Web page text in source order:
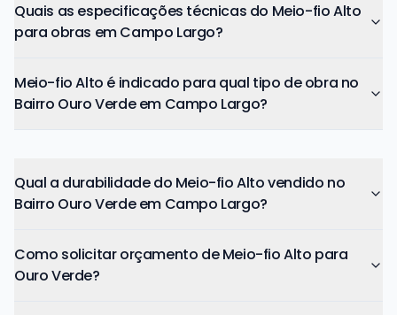
Quais as especificações técnicas do Meio-fio Alto
para obras em Campo Largo?
Meio-fio Alto é indicado para qual tipo de obra no
Bairro Ouro Verde em Campo Largo?
Qual a durabilidade do Meio-fio Alto vendido no
Bairro Ouro Verde em Campo Largo?
Como solicitar orçamento de Meio-fio Alto para
Ouro Verde?